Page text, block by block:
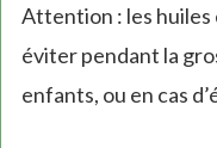
Attention : les huiles
éviter pendant la
enfants, ou en cas